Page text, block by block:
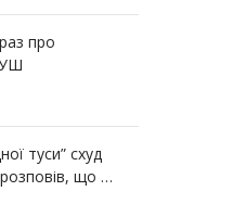
про
туси” схуд
що …